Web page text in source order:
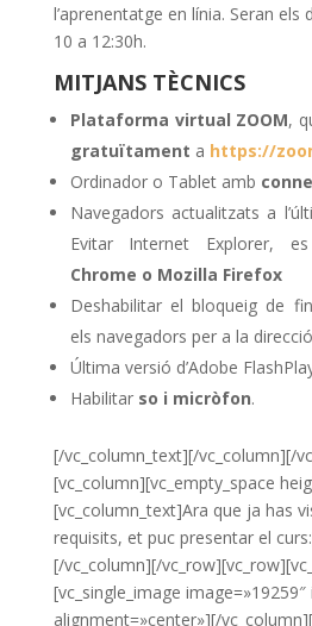
l’aprenentatge en línia. Seran els
10 a 12:30h.
MITJANS TÈCNICS
Plataforma virtual ZOOM,
gratuïtament a https://
Ordinador o Tablet amb
Navegadors actualitzats a
Evitar Internet Explorer,
Chrome o Mozilla Firefox
Deshabilitar el bloqueig de
els navegadors per a la
Última versió d’Adobe
Habilitar so i micròfon.
[/vc_column_text][/vc_column][/
[vc_column][vc_empty_space
[vc_column_text]Ara que ja has
requisits, et puc presentar el
[/vc_column][/
[vc_single_image image=»19259″
alignment=»center»][/